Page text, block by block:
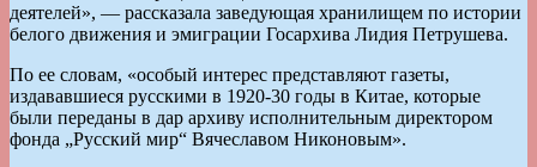
деятелей», — рассказала заведующая хранилищем по истории
белого движения и эмиграции Госархива Лидия Петрушева.
По ее словам, «особый интерес представляют газеты,
издававшиеся русскими в 1920-30 годы в Китае, которые
были переданы в дар архиву исполнительным директором
фонда „Русский мир“ Вячеславом Никоновым».